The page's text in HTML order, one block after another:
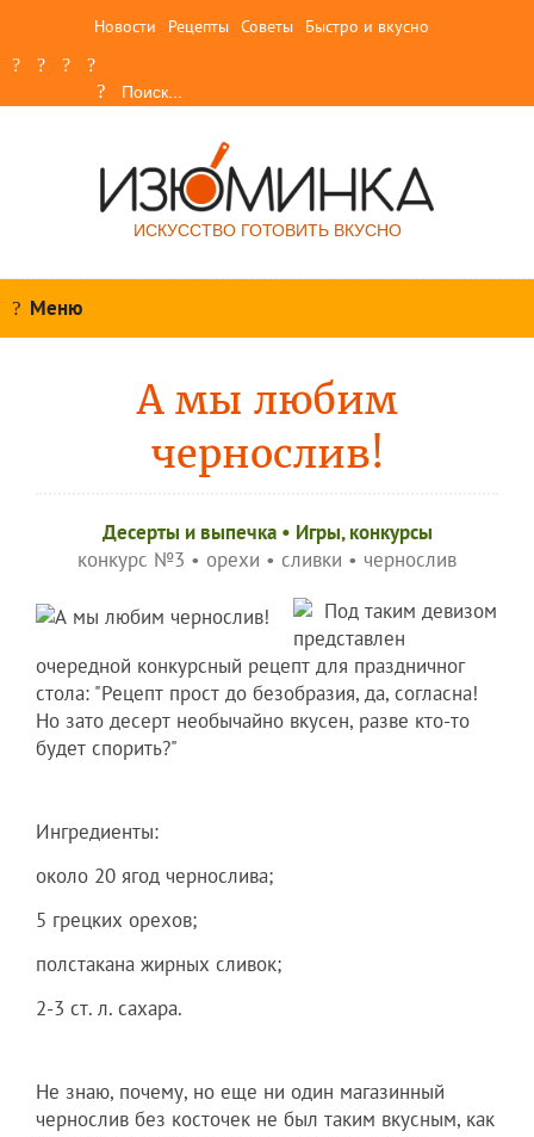
Новости Рецепты Советы Быстро и вкусно
ИСКУССТВО ГОТОВИТЬ ВКУСНО
Меню
А мы любим
чернослив!
Десерты и выпечка• Игры, конкурсы
конкурс №3 • орехи • сливки • чернослив
Под таким девизом
представлен
очередной конкурсный рецепт для праздничног
стола: "Рецепт прост до безобразия, да, согласна!
Но зато десерт необычайно вкусен, разве кто-то
будет спорить?"
Ингредиенты:
около 20 ягод чернослива;
5 грецких орехов;
полстакана жирных сливок;
2-3 ст. л. сахара.
Не знаю, почему, но еще ни один магазинный
чернослив без косточек не был таким вкусным, как